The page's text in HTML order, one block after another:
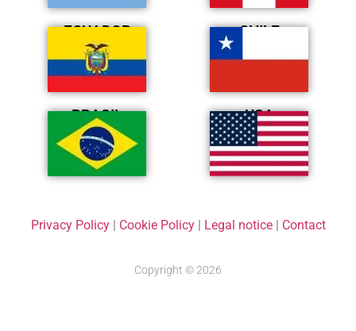
ECUADOR CHILE
BRASIL USA
Privacy Policy| Cookie Policy| Legal notice| Contact
Copyright © 2026